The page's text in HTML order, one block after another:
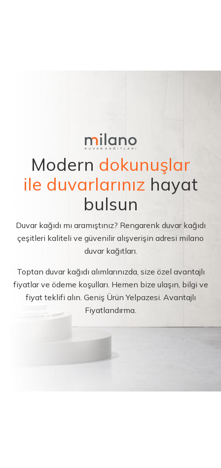
Modern dokunuşlar
ile duvarlarınız hayat
bulsun
Duvar kağıdı mı aramıştınız? Rengarenk duvar kağıdı
çeşitleri kaliteli ve güvenilir alışverişin adresi milano
duvar kağıtları.
Toptan duvar kağıdı alımlarınızda, size özel avantajlı
fiyatlar ve ödeme koşulları. Hemen bize ulaşın, bilgi ve
fiyat teklifi alın. Geniş Ürün Yelpazesi. Avantajlı
Fiyatlandırma.